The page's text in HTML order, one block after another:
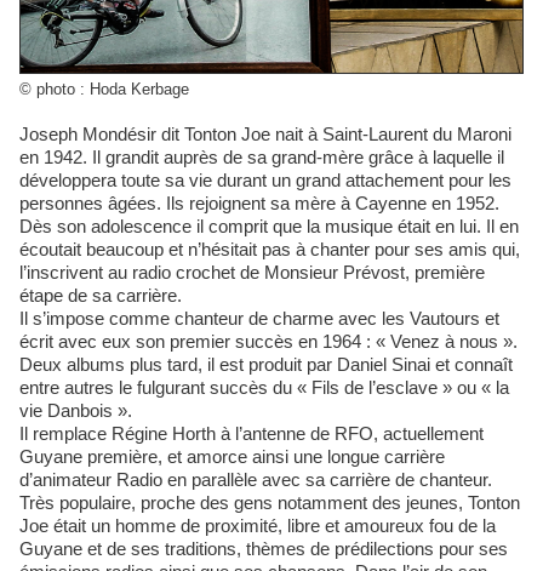
© photo : Hoda Kerbage
Joseph Mondésir dit Tonton Joe nait à Saint‐Laurent du Maroni
en 1942. Il grandit auprès de sa grand‐mère grâce à laquelle il
développera toute sa vie durant un grand attachement pour les
personnes âgées. Ils rejoignent sa mère à Cayenne en 1952.
Dès son adolescence il comprit que la musique était en lui. Il en
écoutait beaucoup et n’hésitait pas à chanter pour ses amis qui,
l’inscrivent au radio crochet de Monsieur Prévost, première
étape de sa carrière.
Il s’impose comme chanteur de charme avec les Vautours et
écrit avec eux son premier succès en 1964 : « Venez à nous ».
Deux albums plus tard, il est produit par Daniel Sinai et connaît
entre autres le fulgurant succès du « Fils de l’esclave » ou « la
vie Danbois ».
Il remplace Régine Horth à l’antenne de RFO, actuellement
Guyane première, et amorce ainsi une longue carrière
d’animateur Radio en parallèle avec sa carrière de chanteur.
Très populaire, proche des gens notamment des jeunes, Tonton
Joe était un homme de proximité, libre et amoureux fou de la
Guyane et de ses traditions, thèmes de prédilections pour ses